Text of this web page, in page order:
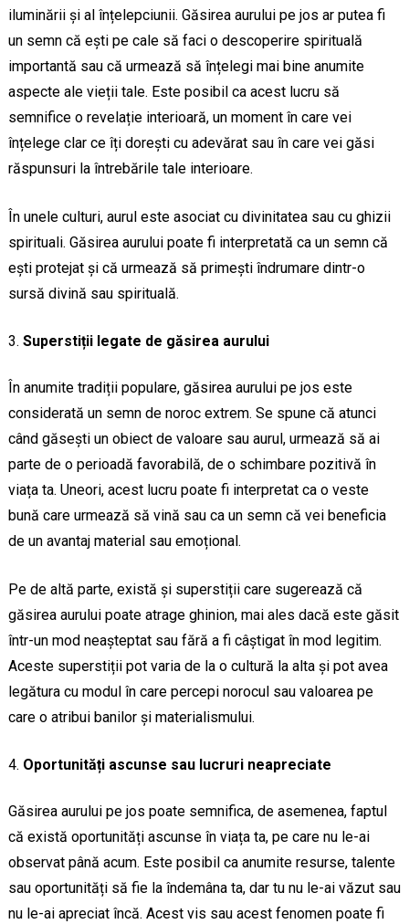
iluminării și al înțelepciunii. Găsirea aurului pe jos ar putea fi
un semn că ești pe cale să faci o descoperire spirituală
importantă sau că urmează să înțelegi mai bine anumite
aspecte ale vieții tale. Este posibil ca acest lucru să
semnifice o revelație interioară, un moment în care vei
înțelege clar ce îți dorești cu adevărat sau în care vei găsi
răspunsuri la întrebările tale interioare.
În unele culturi, aurul este asociat cu divinitatea sau cu ghizii
spirituali. Găsirea aurului poate fi interpretată ca un semn că
ești protejat și că urmează să primești îndrumare dintr-o
sursă divină sau spirituală.
Superstiții legate de găsirea aurului
În anumite tradiții populare, găsirea aurului pe jos este
considerată un semn de noroc extrem. Se spune că atunci
când găsești un obiect de valoare sau aurul, urmează să ai
parte de o perioadă favorabilă, de o schimbare pozitivă în
viața ta. Uneori, acest lucru poate fi interpretat ca o veste
bună care urmează să vină sau ca un semn că vei beneficia
de un avantaj material sau emoțional.
Pe de altă parte, există și superstiții care sugerează că
găsirea aurului poate atrage ghinion, mai ales dacă este găsit
într-un mod neașteptat sau fără a fi câștigat în mod legitim.
Aceste superstiții pot varia de la o cultură la alta și pot avea
legătura cu modul în care percepi norocul sau valoarea pe
care o atribui banilor și materialismului.
Oportunități ascunse sau lucruri neapreciate
Găsirea aurului pe jos poate semnifica, de asemenea, faptul
că există oportunități ascunse în viața ta, pe care nu le-ai
observat până acum. Este posibil ca anumite resurse, talente
sau oportunități să fie la îndemâna ta, dar tu nu le-ai văzut sau
nu le-ai apreciat încă. Acest vis sau acest fenomen poate fi